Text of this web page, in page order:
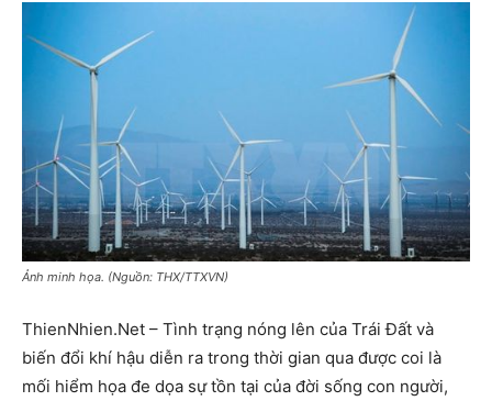
Ảnh minh họa. (Nguồn: THX/TTXVN)
ThienNhien.Net – Tình trạng nóng lên của Trái Đất và
biến đổi khí hậu diễn ra trong thời gian qua được coi là
mối hiểm họa đe dọa sự tồn tại của đời sống con người,